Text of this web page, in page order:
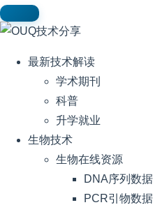
最新技术解读
学术期刊
科普
升学就业
生物技术
生物在线资源
DNA序列数
PCR引物数